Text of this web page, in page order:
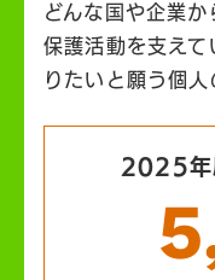
どんな国や企業
保護活動を支えて
りたいと願う個人
2025年